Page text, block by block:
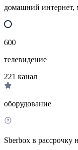
домашний интернет,
600
телевидение
221 канал
оборудование
Sberbox в рассрочку